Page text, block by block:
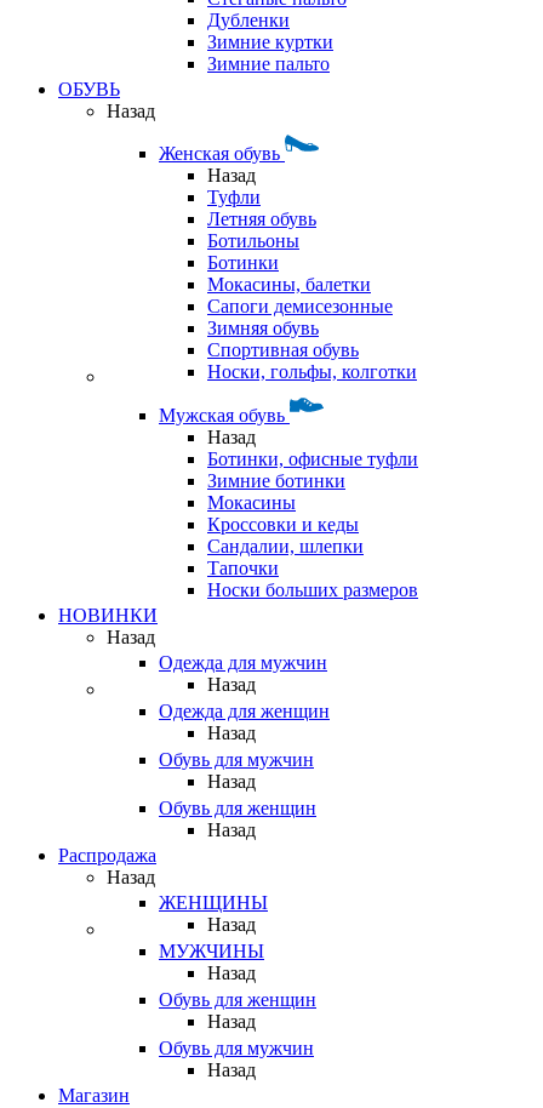
Дубленки
Зимние куртки
Зимние пальто
ОБУВЬ
Назад
Женская обувь
Назад
Туфли
Летняя обувь
Ботильоны
Ботинки
Мокасины, балетки
Сапоги демисезонные
Зимняя обувь
Спортивная обувь
Носки, гольфы, колготки
Мужская обувь
Назад
Ботинки, офисные туфли
Зимние ботинки
Мокасины
Кроссовки и кеды
Сандалии, шлепки
Тапочки
Носки больших размеров
НОВИНКИ
Назад
Одежда для мужчин
Назад
Одежда для женщин
Назад
Обувь для мужчин
Назад
Обувь для женщин
Назад
Распродажа
Назад
ЖЕНЩИНЫ
Назад
МУЖЧИНЫ
Назад
Обувь для женщин
Назад
Обувь для мужчин
Назад
Магазин